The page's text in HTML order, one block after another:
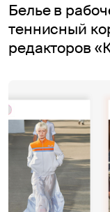
Белье в
теннисный
редакторов